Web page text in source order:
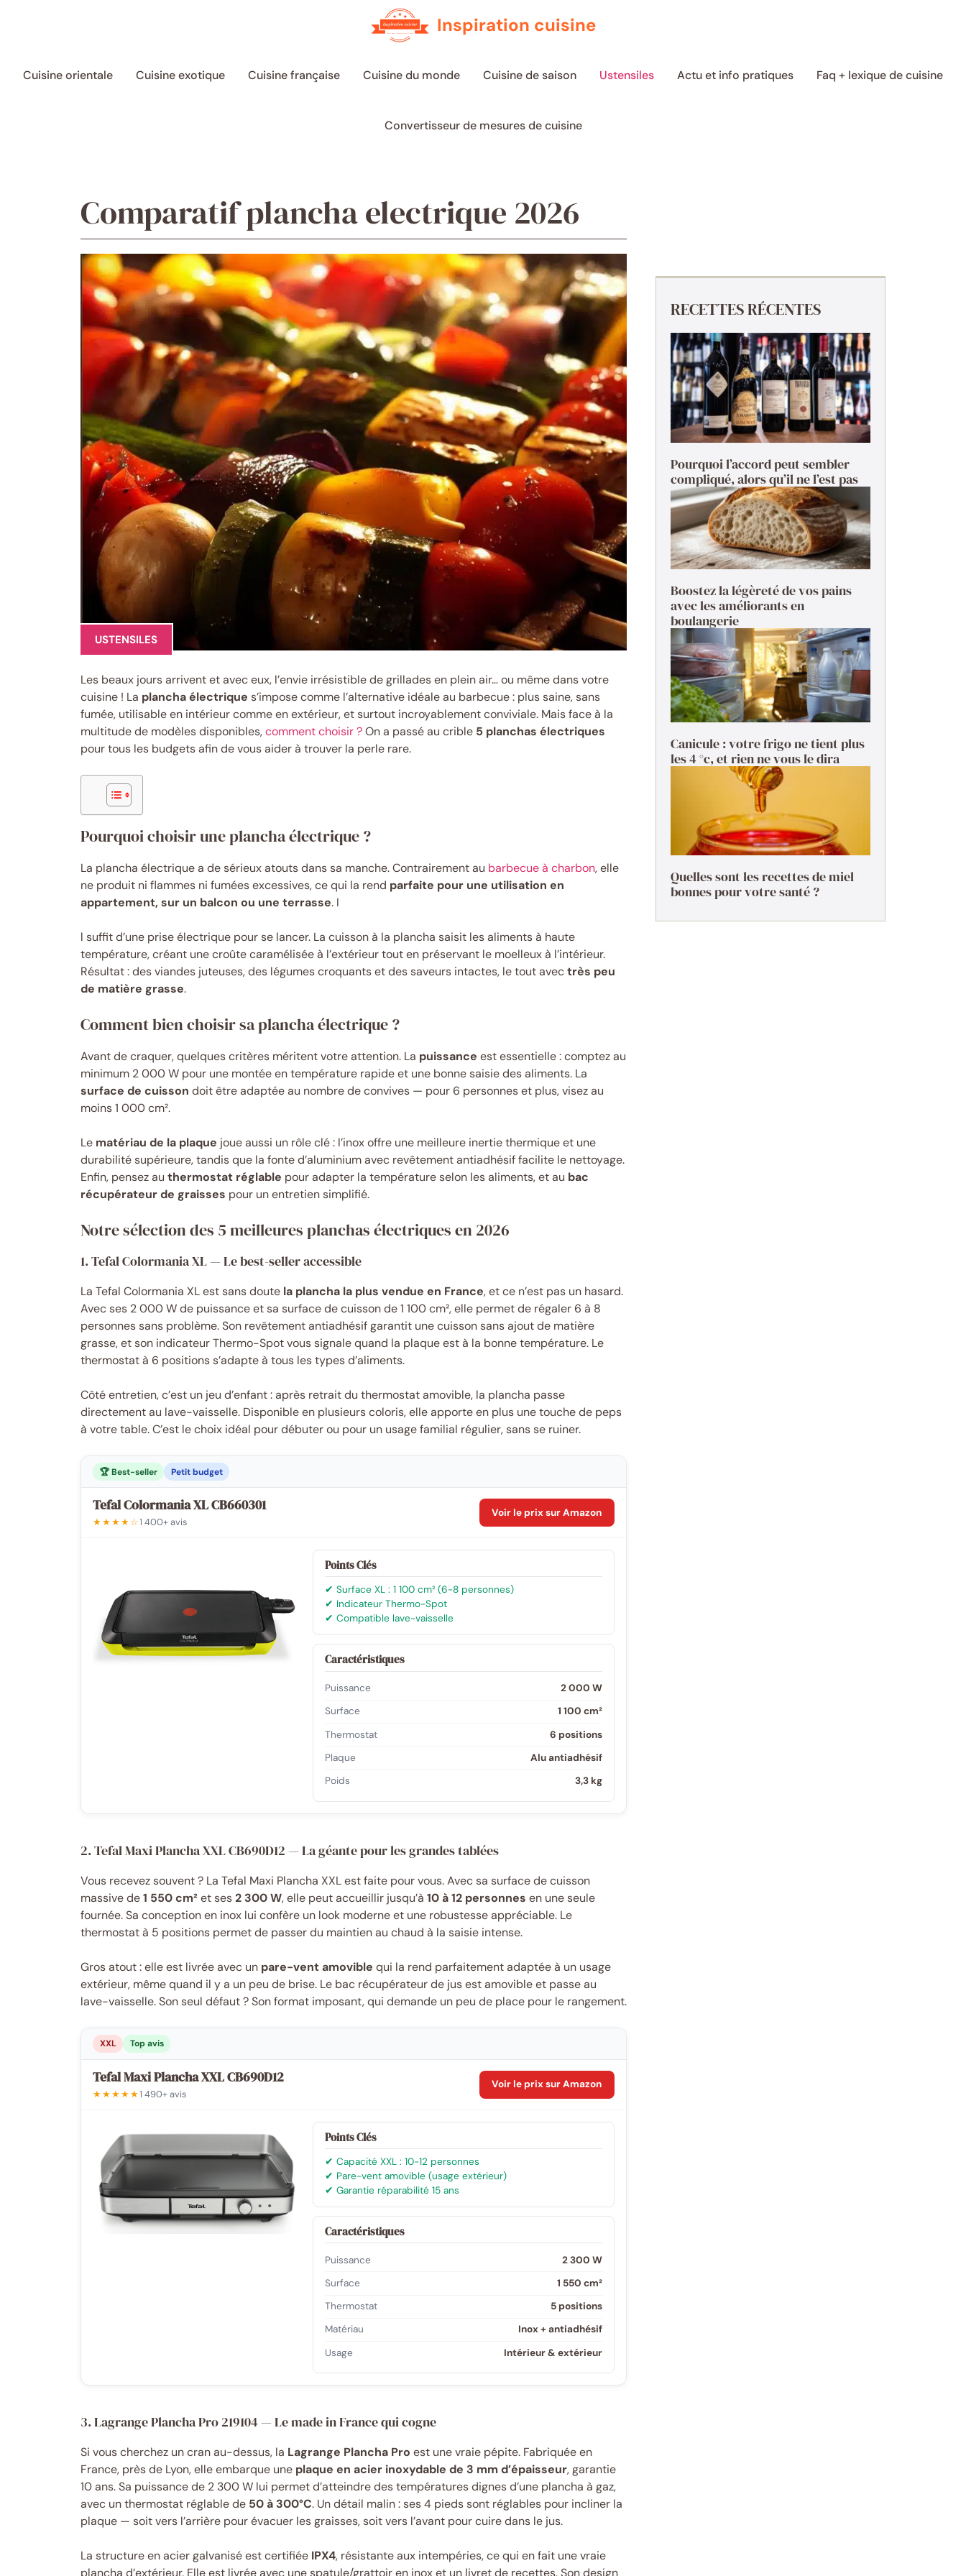
Inspiration cuisine
Cuisine orientale Cuisine exotique Cuisine française Cuisine du monde Cuisine de saison Ustensiles Actu et info pratiques Faq + lexique de cuisine
Convertisseur de mesures de cuisine
Comparatif plancha electrique 2026
USTENSILES
Les beaux jours arrivent et avec eux, l’envie irrésistible de grillades en plein air… ou même dans votre
cuisine ! La plancha électrique s’impose comme l’alternative idéale au barbecue : plus saine, sans
fumée, utilisable en intérieur comme en extérieur, et surtout incroyablement conviviale. Mais face à la
multitude de modèles disponibles,comment choisir ?On a passé au crible 5 planchas électriques
pour tous les budgets afin de vous aider à trouver la perle rare.
Pourquoi choisir une plancha électrique ?
La plancha électrique a de sérieux atouts dans sa manche. Contrairement au barbecue à charbon, elle
ne produit ni flammes ni fumées excessives, ce qui la rend parfaite pour une utilisation en
appartement, sur un balcon ou une terrasse. I
l suffit d’une prise électrique pour se lancer. La cuisson à la plancha saisit les aliments à haute
température, créant une croûte caramélisée à l’extérieur tout en préservant le moelleux à l’intérieur.
Résultat : des viandes juteuses, des légumes croquants et des saveurs intactes, le tout avectrès peu
de matière grasse.
Comment bien choisir sa plancha électrique ?
Avant de craquer, quelques critères méritent votre attention. La puissance est essentielle : comptez au
minimum 2 000 W pour une montée en température rapide et une bonne saisie des aliments. La
surface de cuisson doit être adaptée au nombre de convives — pour 6 personnes et plus, visez au
moins 1 000 cm².
Le matériau de la plaque joue aussi un rôle clé : l’inox offre une meilleure inertie thermique et une
durabilité supérieure, tandis que la fonte d’aluminium avec revêtement antiadhésif facilite le nettoyage.
Enfin, pensez au thermostat réglable pour adapter la température selon les aliments, et au bac
récupérateur de graisses pour un entretien simplifié.
Notre sélection des 5 meilleures planchas électriques en 2026
1. Tefal Colormania XL — Le best-seller accessible
La Tefal Colormania XL est sans doute la plancha la plus vendue en France, et ce n’est pas un hasard.
Avec ses 2 000 W de puissance et sa surface de cuisson de 1 100 cm², elle permet de régaler 6 à 8
personnes sans problème. Son revêtement antiadhésif garantit une cuisson sans ajout de matière
grasse, et son indicateur Thermo-Spot vous signale quand la plaque est à la bonne température. Le
thermostat à 6 positions s’adapte à tous les types d’aliments.
Côté entretien, c’est un jeu d’enfant : après retrait du thermostat amovible, la plancha passe
directement au lave-vaisselle. Disponible en plusieurs coloris, elle apporte en plus une touche de peps
à votre table. C’est le choix idéal pour débuter ou pour un usage familial régulier, sans se ruiner.
🏆 Best-seller Petit budget
Tefal Colormania XL CB660301
★★★★☆1 400+ avis
Voir le prix sur Amazon
Points Clés
✔ Surface XL : 1 100 cm² (6-8 personnes)
✔ Indicateur Thermo-Spot
✔ Compatible lave-vaisselle
Caractéristiques
Puissance
2 000 W
Surface
1 100 cm²
Thermostat
6 positions
Plaque
Alu antiadhésif
Poids
3,3 kg
2. Tefal Maxi Plancha XXL CB690D12 — La géante pour les grandes tablées
Vous recevez souvent ? La Tefal Maxi Plancha XXL est faite pour vous. Avec sa surface de cuisson
massive de1 550 cm²et ses2 300 W, elle peut accueillir jusqu’à 10 à 12 personnes en une seule
fournée. Sa conception en inox lui confère un look moderne et une robustesse appréciable. Le
thermostat à 5 positions permet de passer du maintien au chaud à la saisie intense.
Gros atout : elle est livrée avec un pare-vent amovible qui la rend parfaitement adaptée à un usage
extérieur, même quand il y a un peu de brise. Le bac récupérateur de jus est amovible et passe au
lave-vaisselle. Son seul défaut ? Son format imposant, qui demande un peu de place pour le rangement.
XXL Top avis
Tefal Maxi Plancha XXL CB690D12
★★★★★1 490+ avis
Voir le prix sur Amazon
Points Clés
✔ Capacité XXL : 10-12 personnes
✔ Pare-vent amovible (usage extérieur)
✔ Garantie réparabilité 15 ans
Caractéristiques
Puissance
2 300 W
Surface
1 550 cm²
Thermostat
5 positions
Matériau
Inox + antiadhésif
Usage
Intérieur & extérieur
3. Lagrange Plancha Pro 219104 — Le made in France qui cogne
Si vous cherchez un cran au-dessus, la Lagrange Plancha Pro est une vraie pépite. Fabriquée en
France, près de Lyon, elle embarque une plaque en acier inoxydable de 3 mm d’épaisseur, garantie
10 ans. Sa puissance de 2 300 W lui permet d’atteindre des températures dignes d’une plancha à gaz,
avec un thermostat réglable de 50 à 300°C. Un détail malin : ses 4 pieds sont réglables pour incliner la
plaque — soit vers l’arrière pour évacuer les graisses, soit vers l’avant pour cuire dans le jus.
La structure en acier galvanisé est certifiée IPX4, résistante aux intempéries, ce qui en fait une vraie
plancha d’extérieur. Elle est livrée avec une spatule/grattoir en inox et un livret de recettes. Son design
RECETTES RÉCENTES
Pourquoi l’accord peut sembler
compliqué, alors qu’il ne l’est pas
Boostez la légèreté de vos pains
avec les améliorants en
boulangerie
Canicule : votre frigo ne tient plus
les 4 °c, et rien ne vous le dira
Quelles sont les recettes de miel
bonnes pour votre santé ?